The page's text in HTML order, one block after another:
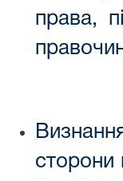
права,
сторони